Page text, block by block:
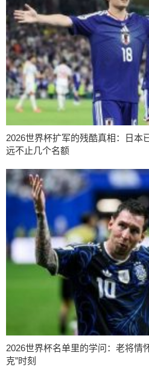
2026世界杯扩军的残酷真相：日本
远不止几个名额
2026世界杯名单里的学问：老将情
克”时刻